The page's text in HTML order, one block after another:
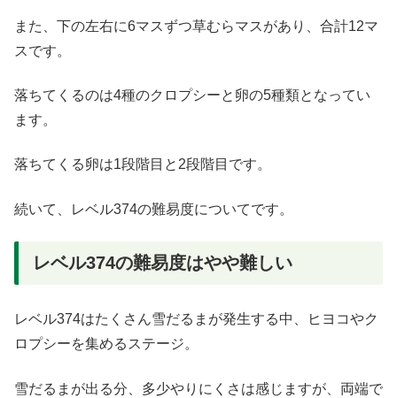
また、下の左右に6マスずつ草むらマスがあり、合計12マ
スです。
落ちてくるのは4種のクロプシーと卵の5種類となってい
ます。
落ちてくる卵は1段階目と2段階目です。
続いて、レベル374の難易度についてです。
レベル374の難易度はやや難しい
レベル374はたくさん雪だるまが発生する中、ヒヨコやク
ロプシーを集めるステージ。
雪だるまが出る分、多少やりにくさは感じますが、両端で